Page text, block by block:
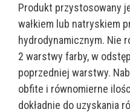
Produkt przystosowany
wałkiem lub natryskiem
hydrodynamicznym. Nie
2 warstwy farby, w
poprzedniej warstwy.
obfite i równomierne
dokładnie do uzyskania